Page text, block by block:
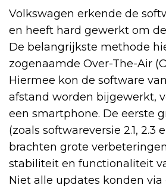
Volkswagen erkende de
en heeft hard gewerkt om
De belangrijkste methode
zogenaamde Over-The-Air
Hiermee kon de software
afstand worden bijgewerkt,
een smartphone. De eerste
(zoals softwareversie 2.1, 2.3
brachten grote
stabiliteit en functionaliteit
Niet alle updates konden